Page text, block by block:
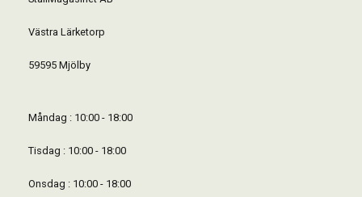
Västra Lärketorp
59595 Mjölby
Måndag : 10:00 - 18:00
Tisdag : 10:00 - 18:00
Onsdag : 10:00 - 18:00